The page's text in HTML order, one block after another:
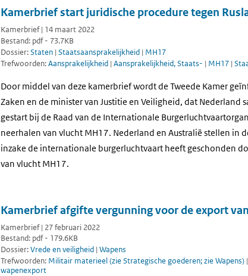
Kamerbrief start juridische procedure tegen
Kamerbrief | 14 maart 2022
Bestand: pdf - 73.7KB
Dossier:Staten | Staatsaansprakelijkheid | MH17
Trefwoorden:Aansprakelijkheid | Aansprakelijkheid, Staats- | MH17 |
Door middel van deze kamerbrief wordt de Tweede Kamer
Zaken en de minister van Justitie en Veiligheid, dat Nederland
gestart bij de Raad van de Internationale
neerhalen van vlucht MH17. Nederland en Australië stellen in
inzake de internationale burgerluchtvaart heeft geschonden
van vlucht MH17.
Kamerbrief afgifte vergunning voor de export
Kamerbrief | 27 februari 2022
Bestand: pdf - 179.6KB
Dossier:Vrede en veiligheid | Wapens
Trefwoorden: Militair materieel (zie Strategische goederen; zie Wapens) |
wapenexport